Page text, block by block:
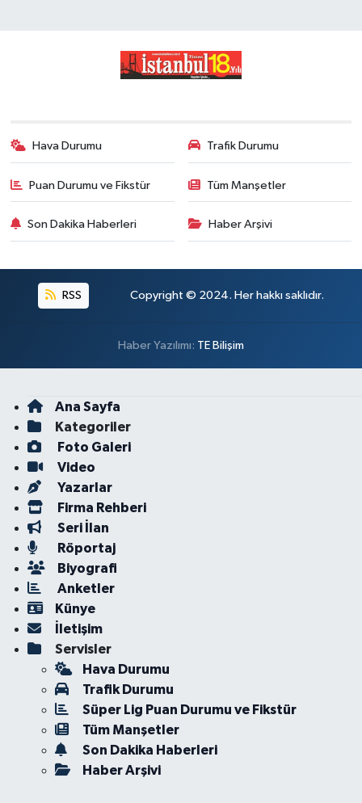
Hava Durumu Trafik Durumu
Puan Durumu ve Fikstür Tüm Manşetler
Son Dakika Haberleri Haber Arşivi
RSS Copyright © 2024. Her hakkı saklıdır.
Haber Yazılımı: TE Bilişim
Ana Sayfa
Kategoriler
Foto Galeri
Video
Yazarlar
Firma Rehberi
Seri İlan
Röportaj
Biyografi
Anketler
Künye
İletişim
Servisler
Hava Durumu
Trafik Durumu
Süper Lig Puan Durumu ve Fikstür
Tüm Manşetler
Son Dakika Haberleri
Haber Arşivi